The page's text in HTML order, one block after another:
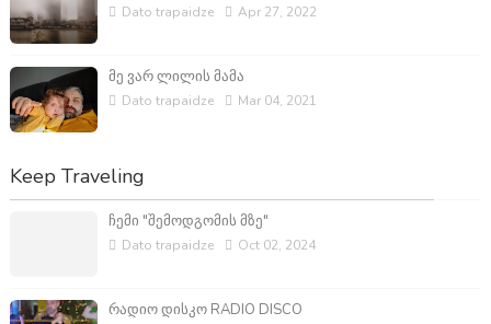
Dato trapaidze Apr 27, 2022
მე ვარ ლილის მამა
Dato trapaidze Mar 04, 2021
Keep Traveling
ჩემი "შემოდგომის მზე"
Dato trapaidze Oct 02, 2024
რადიო დისკო RADIO DISCO